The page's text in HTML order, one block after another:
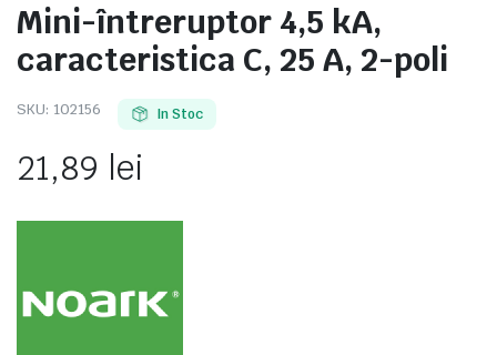
Mini-întreruptor 4,5 kA,
caracteristica C, 25 A, 2-poli
SKU: 102156 In Stoc
21,89 lei